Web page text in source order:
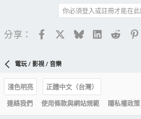
你必須登入或註冊才能在此
分享： FacebookBlueskyLinkedIn
電玩 / 影視 / 音樂
淺色明亮
正體中文（台灣）
連絡我們
使用條款與網站規範 隱私權政策